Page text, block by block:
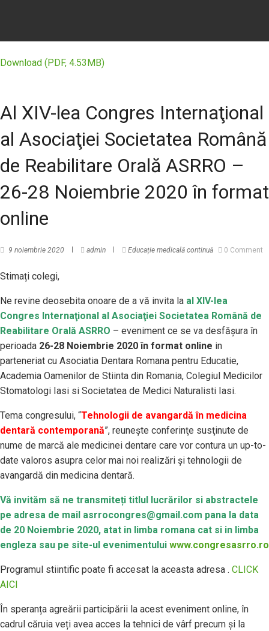
Download (PDF, 4.53MB)
Al XIV-lea Congres Internaţional
al Asociaţiei Societatea Română
de Reabilitare Orală ASRRO –
26-28 Noiembrie 2020 în format
online
9 noiembrie 2020 admin Educație medicală continuă 0 Comment
Stimați colegi,
Ne revine deosebita onoare de a vă invita la al XIV-lea
Congres Internaţional al Asociaţiei Societatea Română de
Reabilitare Orală ASRRO – eveniment ce se va desfăşura în
perioada 26-28 Noiembrie 2020 în format online in
parteneriat cu Asociatia Dentara Romana pentru Educatie,
Academia Oamenilor de Stiinta din Romania, Colegiul Medicilor
Stomatologi Iasi si Societatea de Medici Naturalisti Iasi.
Tema congresului, “Tehnologii de avangardă în medicina
dentară contemporană”, reuneşte conferinţe susţinute de
nume de marcă ale medicinei dentare care vor contura un up-to-
date valoros asupra celor mai noi realizări şi tehnologii de
avangardă din medicina dentară.
Vă invităm să ne transmiteți titlul lucrărilor si abstractele
pe adresa de mail asrrocongres@gmail.com pana la data
de 20 Noiembrie 2020, atat in limba romana cat si in limba
engleza sau pe site-ul evenimentului www.congresasrro.ro
Programul stiintific poate fi accesat la aceasta adresa . CLICK
AICI
În speranța agreării participării la acest eveniment online, în
cadrul căruia veți avea acces la tehnici de vârf precum și la